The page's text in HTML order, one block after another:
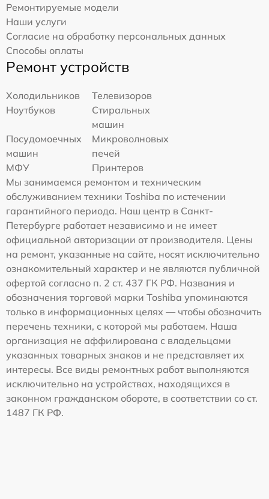
Ремонтируемые модели
Наши услуги
Согласие на обработку персональных данных
Способы оплаты
Ремонт устройств
Холодильников
Телевизоров
Ноутбуков
Стиральных
машин
Посудомоечных
машин
Микроволновых
печей
МФУ
Принтеров
Мы занимаемся ремонтом и техническим
обслуживанием техники Toshiba по истечении
гарантийного периода. Наш центр в Санкт-
Петербурге работает независимо и не имеет
официальной авторизации от производителя. Цены
на ремонт, указанные на сайте, носят исключительно
ознакомительный характер и не являются публичной
офертой согласно п. 2 ст. 437 ГК РФ. Названия и
обозначения торговой марки Toshiba упоминаются
только в информационных целях — чтобы обозначить
перечень техники, с которой мы работаем. Наша
организация не аффилирована с владельцами
указанных товарных знаков и не представляет их
интересы. Все виды ремонтных работ выполняются
исключительно на устройствах, находящихся в
законном гражданском обороте, в соответствии со ст.
1487 ГК РФ.